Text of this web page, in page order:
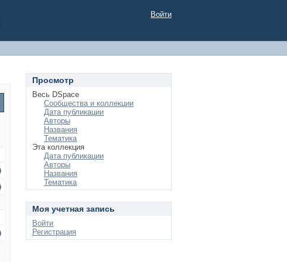
Войти
Просмотр
Весь DSpace
Сообщества и коллекции
Дата публикации
Авторы
Названия
Тематика
Эта коллекция
Дата публикации
Авторы
Названия
Тематика
Моя учетная запись
Войти
Регистрация